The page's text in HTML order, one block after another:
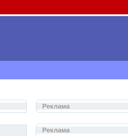
Реклама
Реклама